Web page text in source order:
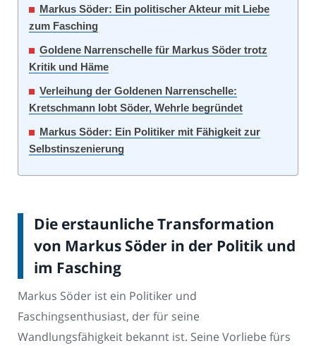
Markus Söder: Ein politischer Akteur mit Liebe
zum Fasching
Goldene Narrenschelle für Markus Söder trotz
Kritik und Häme
Verleihung der Goldenen Narrenschelle:
Kretschmann lobt Söder, Wehrle begründet
Markus Söder: Ein Politiker mit Fähigkeit zur
Selbstinszenierung
Die erstaunliche Transformation
von Markus Söder in der Politik und
im Fasching
Markus Söder ist ein Politiker und
Faschingsenthusiast, der für seine
Wandlungsfähigkeit bekannt ist. Seine Vorliebe fürs